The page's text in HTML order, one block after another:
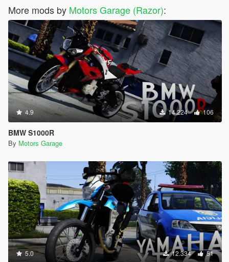
More mods by Motors Garage (Razor):
4.9 14.224 106
BMW S1000R
By Motors Garage
5.0 12.334 51